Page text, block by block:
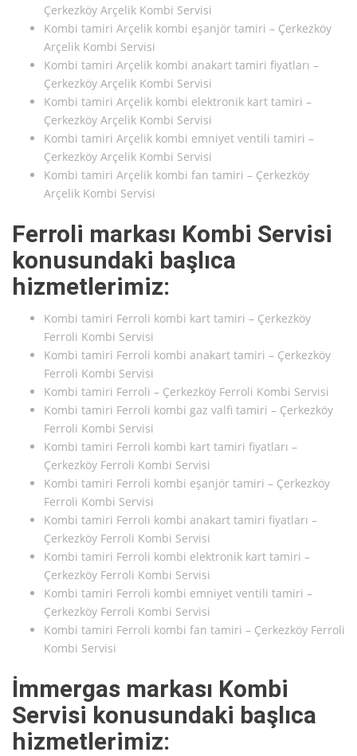
Çerkezköy Arçelik Kombi Servisi
Kombi tamiri Arçelik kombi eşanjör tamiri – Çerkezköy
Arçelik Kombi Servisi
Kombi tamiri Arçelik kombi anakart tamiri fiyatları –
Çerkezköy Arçelik Kombi Servisi
Kombi tamiri Arçelik kombi elektronik kart tamiri –
Çerkezköy Arçelik Kombi Servisi
Kombi tamiri Arçelik kombi emniyet ventili tamiri –
Çerkezköy Arçelik Kombi Servisi
Kombi tamiri Arçelik kombi fan tamiri – Çerkezköy
Arçelik Kombi Servisi
Ferroli markası Kombi Servisi
konusundaki başlıca
hizmetlerimiz:
Kombi tamiri Ferroli kombi kart tamiri – Çerkezköy
Ferroli Kombi Servisi
Kombi tamiri Ferroli kombi anakart tamiri – Çerkezköy
Ferroli Kombi Servisi
Kombi tamiri Ferroli – Çerkezköy Ferroli Kombi Servisi
Kombi tamiri Ferroli kombi gaz valfi tamiri – Çerkezköy
Ferroli Kombi Servisi
Kombi tamiri Ferroli kombi kart tamiri fiyatları –
Çerkezköy Ferroli Kombi Servisi
Kombi tamiri Ferroli kombi eşanjör tamiri – Çerkezköy
Ferroli Kombi Servisi
Kombi tamiri Ferroli kombi anakart tamiri fiyatları –
Çerkezköy Ferroli Kombi Servisi
Kombi tamiri Ferroli kombi elektronik kart tamiri –
Çerkezköy Ferroli Kombi Servisi
Kombi tamiri Ferroli kombi emniyet ventili tamiri –
Çerkezköy Ferroli Kombi Servisi
Kombi tamiri Ferroli kombi fan tamiri – Çerkezköy Ferroli
Kombi Servisi
İmmergas markası Kombi
Servisi konusundaki başlıca
hizmetlerimiz: